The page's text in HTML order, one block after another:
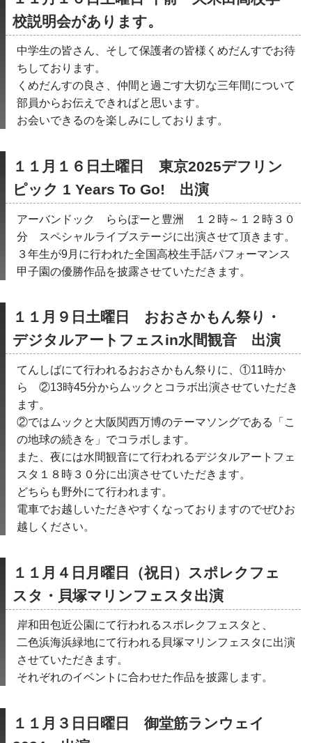
校説明会があります。
中学生の皆さん、そして保護者の皆様くめだんすでお待
ちしております。
くめだんすの良さ、仲間と過ごす大切な三年間について
部員からお伝えできればと思います。
お会いできるのを楽しみにしております。
１１月１６日土曜日　東京2025デフリン
ピック 1 Years To Go!　出演
アーバンドック　ららぽーと豊洲　１２時～１２時３０
分　スペシャルライブステージに出演させて頂きます。
３年生が9月に行われた全国高校生手話パフォーマンス
甲子園の優勝作品を披露させていただきます。
１１月９日土曜日　おおさかもん祭り・
デジタルアートフェスin水間観音　出演
てんしばにて行われるおおさかもん祭りに、①11時か
ら　②13時45分からムックとコラボ出演させていただき
ます。
②ではムックと大阪関西万博のテーマソングである「こ
の地球の続きを」でコラボします。
また、夜には水間観音にて行われるデジタルアートフェ
スタ１８時３０分に出演させていただきます。
どちらも野外にて行われます。
電車でお越しいただきやすくなっておりますのでぜひお
越しください。
１１月４日月曜日（祝日）スポレクフェ
スタ・貝塚マリンフェスタ出演
岸和田包近公園にて行われるスポレクフェスタと、
二色浜海浜緑地にて行われる貝塚マリンフェスタに出演
させていただきます。
それぞれのイベントに合わせた作品を披露します。
１１月３日日曜日　御堂筋ランウェイ